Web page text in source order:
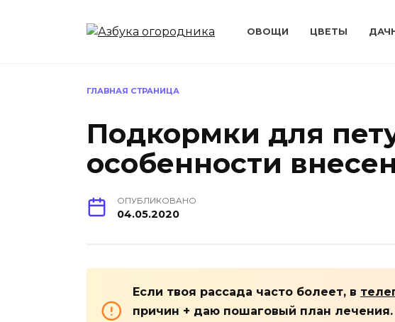
ОВОЩИ ЦВЕТЫ
ГЛАВНАЯ СТРАНИЦА
Подкормки для
особенности
ОПУБЛИКОВАНО
04.05.2020
Если твоя рассада часто болеет, в
причин + даю пошаговый план лечения.